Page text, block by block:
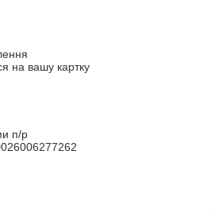
на вашу картку
п/р